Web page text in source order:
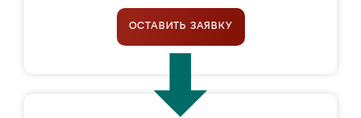
ОСТАВИТЬ ЗАЯВКУ